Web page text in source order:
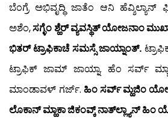
ಬೆಂಗ್ರೆ ಅಭಿವೃದ್ಧಿ ಜಾತೆಂ ಆನಿ ಹೆವ್ಶಿಲ್ಯಾನ್
ಅಶೆಂ,ಸಗ್ಳೆಂ ಶ್ಹೆರ್ ವ್ಯವಸ್ಥಿತ್ ಯೋಜನಾಂ
ಭಿತರ್ ಟ್ರಾಫಿಕಾಚೆ ಸಮಸ್ಸೆ ಜಾಯ್ನಾಂತ್.
ಟ್ರಾಫಿಕ್ ಜಾಮ್ ಜಾಯ್ನಾ. ಹೆಂ ಸರ್ವ್
ಮಾಂಡಾವಳ್ ಗರ್ಜ್.ಹಿಂ ಸರ್ವ್ ಮ್ಹಜಿಂ
ಲೊಕಾನ್ ಮ್ಹಾಕಾ ಜಿಕಂವ್ಕ್ ನಾತ್‍ಲ್ಲ್ಯಾನ್ ಹಿಂ